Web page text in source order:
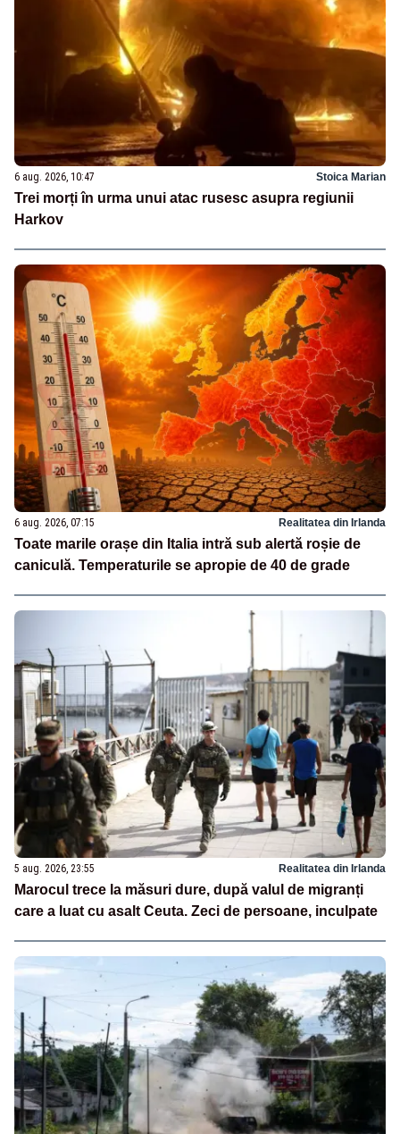
6 aug. 2026, 10:47 Stoica Marian
Trei morți în urma unui atac rusesc asupra regiunii
Harkov
6 aug. 2026, 07:15 Realitatea din Irlanda
Toate marile orașe din Italia intră sub alertă roșie de
caniculă. Temperaturile se apropie de 40 de grade
5 aug. 2026, 23:55 Realitatea din Irlanda
Marocul trece la măsuri dure, după valul de migranți
care a luat cu asalt Ceuta. Zeci de persoane, inculpate